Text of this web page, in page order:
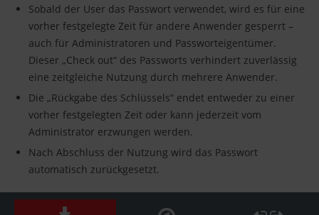
Sobald der User das Passwort verwendet, wird es für eine
vorher festgelegte Zeit für andere Anwender gesperrt –
auch für Administratoren und Passworteigentümer.
Dieser „Check out“ des Passworts verhindert zuverlässig
eine zeitgleiche Nutzung durch mehrere Anwender.
Die „Rückgabe des Schlüssels“ endet entweder zu einer
vorher festgelegten Zeit oder kann jederzeit vom
Administrator erzwungen werden.
Nach Abschluss der Nutzung wird das Passwort
automatisch zurückgesetzt.